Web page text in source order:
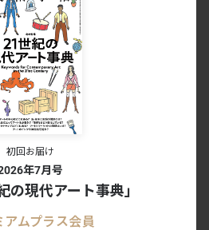
初回お届け
年7月号
の現代アート事典」
アムプラス会員